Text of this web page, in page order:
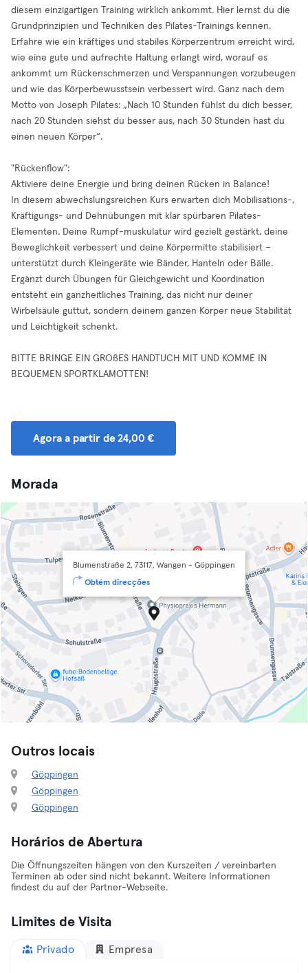
diesem einzigartigen Training wirklich ankommt. Hier lernst du die
Grundprinzipien und Techniken des Pilates-Trainings kennen.
Erfahre wie ein kräftiges und stabiles Körperzentrum erreicht wird,
wie eine gute und aufrechte Haltung erlangt wird, worauf es
ankommt um Rückenschmerzen und Verspannungen vorzubeugen
und wie das Körperbewusstsein verbessert wird. Ganz nach dem
Motto von Joseph Pilates: „Nach 10 Stunden fühlst du dich besser,
nach 20 Stunden siehst du besser aus, nach 30 Stunden hast du
einen neuen Körper“.
"Rückenflow":
Aktiviere deine Energie und bring deinen Rücken in Balance!
In diesem abwechslungsreichen Kurs erwarten dich Mobilisations-,
Kräftigungs- und Dehnübungen mit klar spürbaren Pilates-
Elementen. Deine Rumpf-muskulatur wird gezielt gestärkt, deine
Beweglichkeit verbessert und deine Körpermitte stabilisiert –
unterstützt durch Kleingeräte wie Bänder, Hanteln oder Bälle.
Ergänzt durch Übungen für Gleichgewicht und Koordination
entsteht ein ganzheitliches Training, das nicht nur deiner
Wirbelsäule guttut, sondern deinem ganzen Körper neue Stabilität
und Leichtigkeit schenkt.
BITTE BRINGE EIN GROßES HANDTUCH MIT UND KOMME IN
BEQUEMEN SPORTKLAMOTTEN!
Agora a partir de 24,00 €
Morada
Blumenstraße 2, 73117, Wangen - Göppingen
Obtém direcções
Outros locais
Göppingen
Göppingen
Göppingen
Horários de Abertura
Die Öffnungszeiten hängen von den Kurszeiten / vereinbarten
Terminen ab oder sind nicht bekannt. Weitere Informationen
findest du auf der Partner-Webseite.
Limites de Visita
Privado Empresa